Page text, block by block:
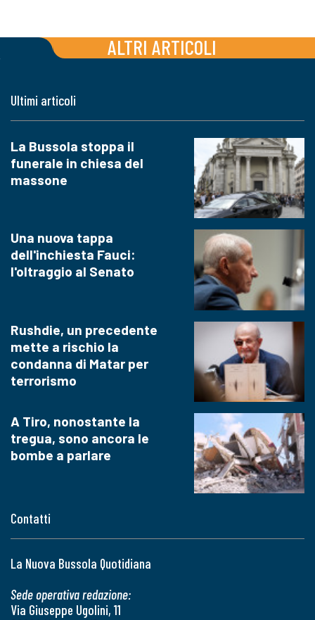
ALTRI ARTICOLI
Contatti
La Nuova Bussola Quotidiana
Sede operativa redazione:
Via Giuseppe Ugolini, 11
Ultimi articoli
La Bussola stoppa il
funerale in chiesa del
massone
Una nuova tappa
dell'inchiesta Fauci:
l'oltraggio al Senato
Rushdie, un precedente
mette a rischio la
condanna di Matar per
terrorismo
A Tiro, nonostante la
tregua, sono ancora le
bombe a parlare